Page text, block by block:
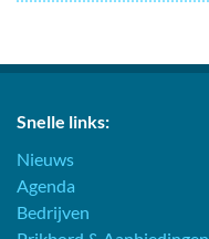
Snelle links:
Nieuws
Agenda
Bedrijven